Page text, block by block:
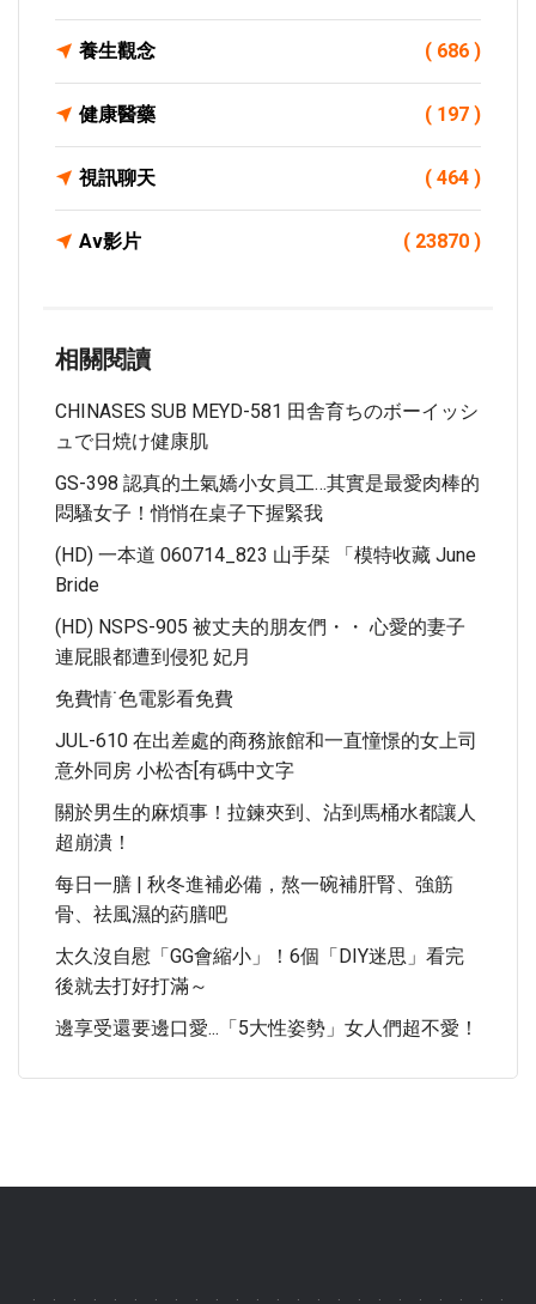
養生觀念 ( 686 )
健康醫藥 ( 197 )
視訊聊天 ( 464 )
Av影片 ( 23870 )
相關閱讀
CHINASES SUB MEYD-581 田舎育ちのボーイッシ
ュで日焼け健康肌
GS-398 認真的土氣嬌小女員工…其實是最愛肉棒的
悶騷女子！悄悄在桌子下握緊我
(HD) 一本道 060714_823 山手栞 「模特收藏 June
Bride
(HD) NSPS-905 被丈夫的朋友們・・ 心愛的妻子
連屁眼都遭到侵犯 妃月
免費情˙色電影看免費
JUL-610 在出差處的商務旅館和一直憧憬的女上司
意外同房 小松杏[有碼中文字
關於男生的麻煩事！拉鍊夾到、沾到馬桶水都讓人
超崩潰！
每日一膳 | 秋冬進補必備，熬一碗補肝腎、強筋
骨、祛風濕的葯膳吧
太久沒自慰「GG會縮小」！6個「DIY迷思」看完
後就去打好打滿～
邊享受還要邊口愛...「5大性姿勢」女人們超不愛！